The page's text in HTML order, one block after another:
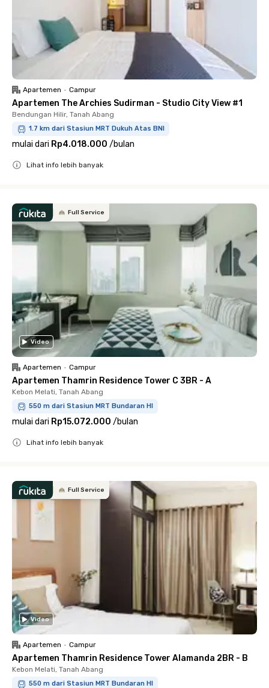
Apartemen • Campur
Apartemen The Archies Sudirman - Studio City View #1
Bendungan Hilir, Tanah Abang
1.7 km dari Stasiun MRT Dukuh Atas BNI
mulai dari Rp4.018.000 /bulan
Lihat info lebih banyak
Full Service
Video
Apartemen • Campur
Apartemen Thamrin Residence Tower C 3BR - A
Kebon Melati, Tanah Abang
550 m dari Stasiun MRT Bundaran HI
mulai dari Rp15.072.000 /bulan
Lihat info lebih banyak
Full Service
Video
Apartemen • Campur
Apartemen Thamrin Residence Tower Alamanda 2BR - B
Kebon Melati, Tanah Abang
550 m dari Stasiun MRT Bundaran HI